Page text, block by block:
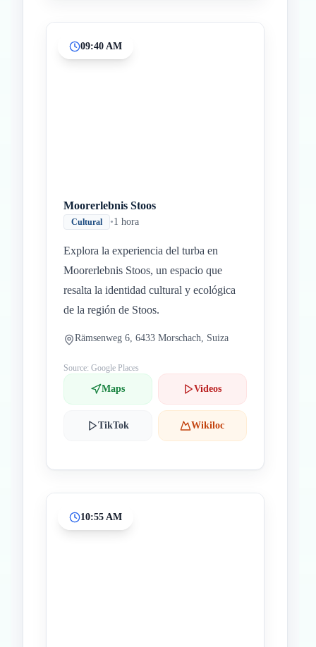
09:40 AM
Moorerlebnis Stoos
Cultural •1 hora
Explora la experiencia del turba en
Moorerlebnis Stoos, un espacio que
resalta la identidad cultural y ecológica
de la región de Stoos.
Rämsenweg 6, 6433 Morschach, Suiza
Source: Google Places
Maps Videos
TikTok Wikiloc
10:55 AM